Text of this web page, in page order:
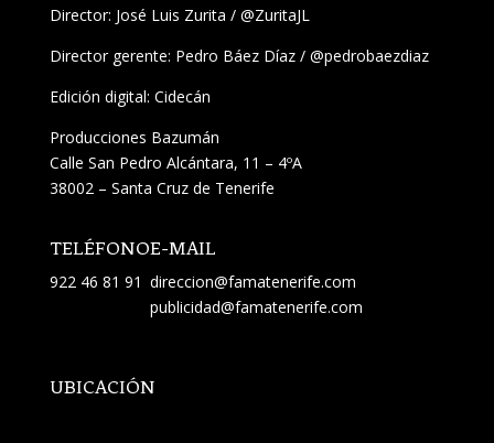
Director: José Luis Zurita / @ZuritaJL
Director gerente: Pedro Báez Díaz / @pedrobaezdiaz
Edición digital: Cidecán
Producciones Bazumán
Calle San Pedro Alcántara, 11 – 4ºA
38002 – Santa Cruz de Tenerife
TELÉFONO
922 46 81 91
E-MAIL
direccion@famatenerife.com
publicidad@famatenerife.com
UBICACIÓN